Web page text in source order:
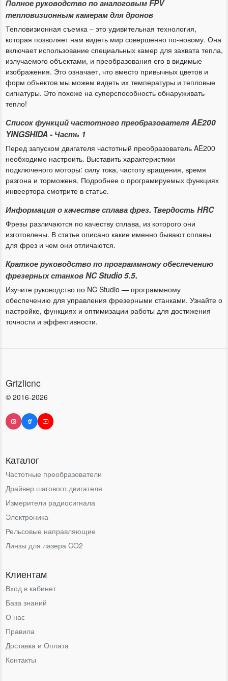
Полное руководство по аналоговым FPV
тепловизионным камерам для дронов
Тепловизионная съемка – это удивительная технология,
которая позволяет нам видеть мир совершенно по-новому. Она
включает использование специальных камер для захвата тепла,
излучаемого объектами, и преобразования его в видимые
изображения. Это означает, что вместо привычных цветов и
форм объектов мы можем видеть их температуры и тепловые
сигнатуры. Это похоже на суперспособность обнаруживать
тепло!
Список функций частотного преобразователя AE200
YINGSHIDA - Часть 1
Перед запуском двигателя частотный преобразователь AE200
необходимо настроить. Выставить характеристики
подключеного моторы: силу тока, частоту вращения, время
разгона и торможеня. Подробнее о програмируемых функциях
инвеертора смотрите в статье.
Информация о качестве сплава фрез. Твердость HRC
Фрезы различаются по качеству сплава, из которого они
изготовлены. В статье описано какие именно бывают сплавы
для фрез и чем они отличаются.
Краткое руководство по программному обеспечению
фрезерных станков NC Studio 5.5.
Изучите руководство по NC Studio — программному
обеспечению для управления фрезерными станками. Узнайте о
настройке, функциях и оптимизации работы для достижения
точности и эффективности.
Grizlicnc
© 2016-2026
Каталог
Частотные преобразователи
Драйвер шагового двигателя
Измерители радиосигнала
Электроника
Рельсовые направляющие
Линзы для лазера CO2
Клиентам
Вход в кабинет
База знаний
О нас
Правила
Доставка и Оплата
Контакты